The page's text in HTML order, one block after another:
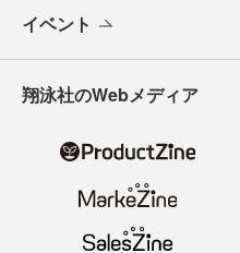
ニュース
イベント